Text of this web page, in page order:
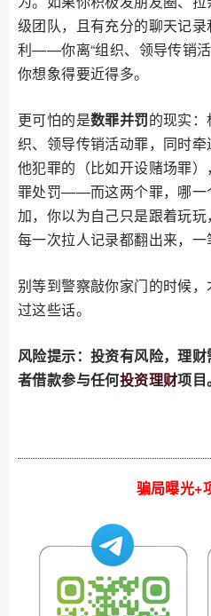
级团队，且有充分的聊天记
利——你离“组织、领导传销
你想象得要近得多。
更可怕的是数罪并罚的现实
织、领导传销活动罪，同时
他犯罪的（比如开设赌场罪
罪处罚——而这两个罪，哪一
加，你以为自己只是跟着玩
每一次拉人记录都翻出来，一
别等到警察敲你家门的时候
过这些话。
风险提示：投资有风险，理
者借款参与任何投资理财项目
骗局曝光+